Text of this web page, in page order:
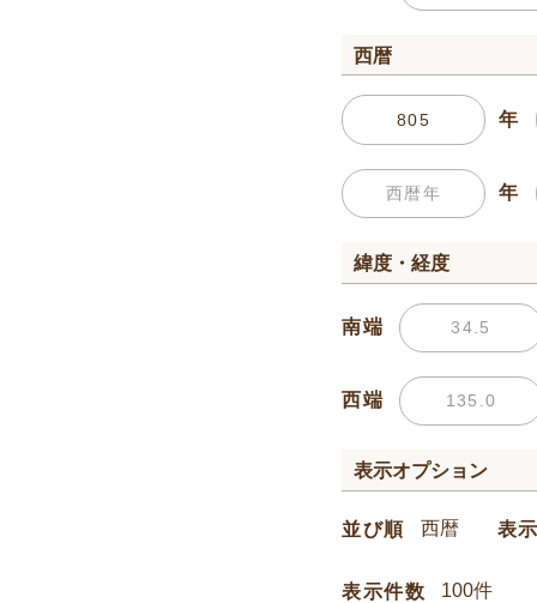
西暦
年
年
緯度・経度
南端
西端
表示オプション
並び順 表
表示件数